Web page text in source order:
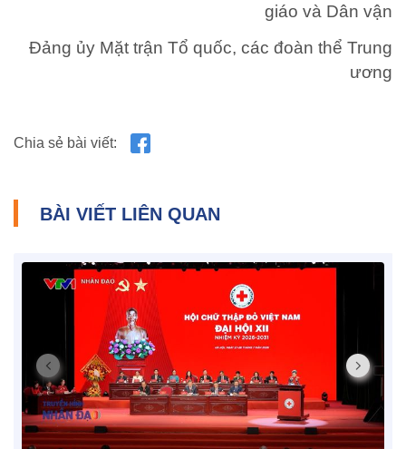
giáo và Dân vận
Đảng ủy Mặt trận Tổ quốc, các đoàn thể Trung
ương
Chia sẻ bài viết:
BÀI VIẾT LIÊN QUAN